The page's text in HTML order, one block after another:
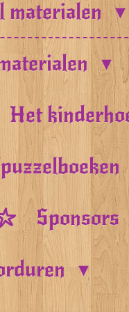
materialen
Het
Sponsors